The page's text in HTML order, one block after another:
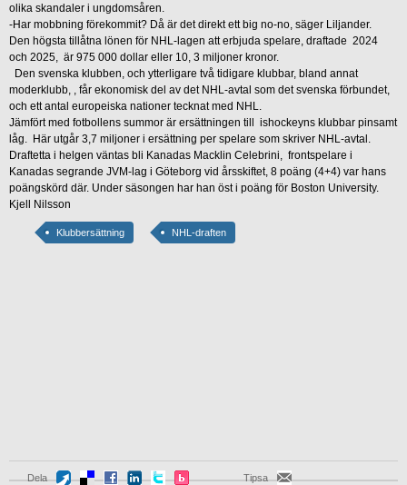
olika skandaler i ungdomsåren.
-Har mobbning förekommit? Då är det direkt ett big no-no, säger Liljander.
Den högsta tillåtna lönen för NHL-lagen att erbjuda spelare, draftade 2024
och 2025, är 975 000 dollar eller 10, 3 miljoner kronor.
Den svenska klubben, och ytterligare två tidigare klubbar, bland annat
moderklubb, , får ekonomisk del av det NHL-avtal som det svenska förbundet,
och ett antal europeiska nationer tecknat med NHL.
Jämfört med fotbollens summor är ersättningen till ishockeyns klubbar pinsamt
låg. Här utgår 3,7 miljoner i ersättning per spelare som skriver NHL-avtal.
Draftetta i helgen väntas bli Kanadas Macklin Celebrini, frontspelare i
Kanadas segrande JVM-lag i Göteborg vid årsskiftet, 8 poäng (4+4) var hans
poängskörd där. Under säsongen har han öst i poäng för Boston University.
Kjell Nilsson
Klubbersättning NHL-draften
Dela Tipsa